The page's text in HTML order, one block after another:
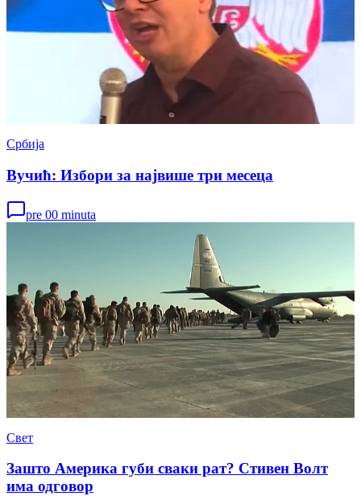
Србија
Вучић: Избори за највише три месеца
pre 00 minuta
Свет
Зашто Америка губи сваки рат? Стивен Волт
има одговор